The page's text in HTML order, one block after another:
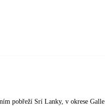
pobřeží Srí Lanky, v okrese Galle